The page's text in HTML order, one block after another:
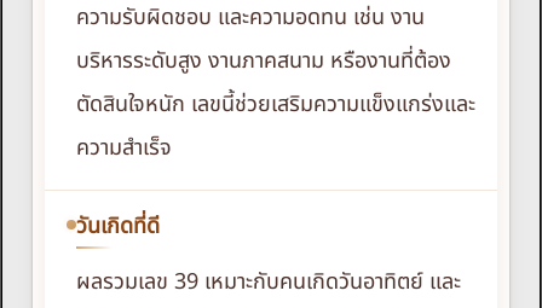
ความรับผิดชอบ และความอดทน เช่น งาน
บริหารระดับสูง งานภาคสนาม หรืองานที่ต้อง
ตัดสินใจหนัก เลขนี้ช่วยเสริมความแข็งแกร่งและ
ความสำเร็จ
วันเกิดที่ดี
ผลรวมเลข 39 เหมาะกับคนเกิดวันอาทิตย์ และ